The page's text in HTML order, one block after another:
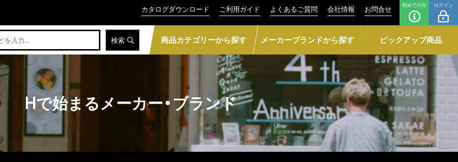
カタログダウンロード ご利用ガイド よくあるご質問 会社情報 お問合せ 初めての方 ログイン
検索 商品カテゴリーから探す メーカーブランドから探す ピックアップ商品
Hで始まるメーカー・ブランド